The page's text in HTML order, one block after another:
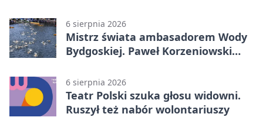
6 sierpnia 2026
Mistrz świata ambasadorem Wody
Bydgoskiej. Paweł Korzeniowski
6 sierpnia 2026
Teatr Polski szuka głosu widowni.
Ruszył też nabór wolontariuszy